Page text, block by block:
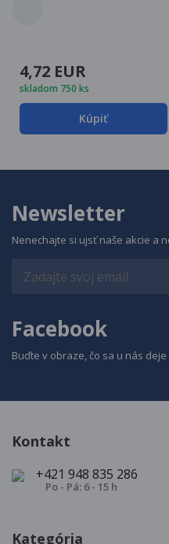
4,72 EUR
skladom 750 ks
Kúpiť
Newsletter
Nenechajte si ujsť naše akcie a
Facebook
Buďte v obraze, čo sa u nás deje
Kontakt
+421 948 835 286
Po - Pá: 6 - 15 h
Kategória